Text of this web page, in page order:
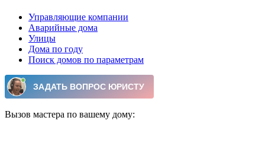
Управляющие компании
Аварийные дома
Улицы
Дома по году
Поиск домов по параметрам
Вызов мастера по вашему дому: